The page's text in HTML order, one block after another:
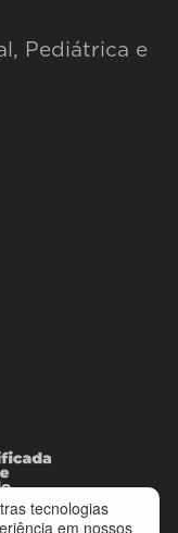
Pediátrica e
tecnologias
em nossos